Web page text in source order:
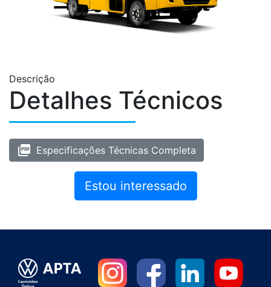
Descrição
Detalhes Técnicos
picture_as_pdf Especificações Técnicas Completa
Estou interessado